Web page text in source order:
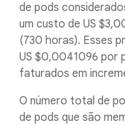
de pods
um custo de US
(730 horas). Esses
US $0,0041096 por
faturados em
O número total de
de pods que são